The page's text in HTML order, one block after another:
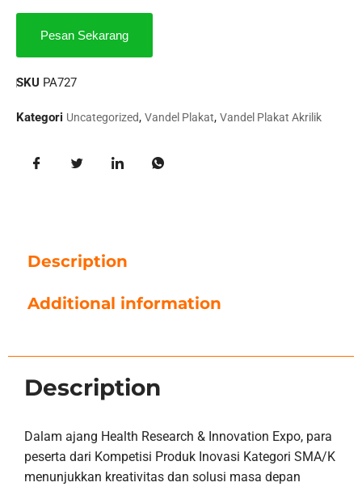
Pesan Sekarang
SKU PA727
Kategori Uncategorized, Vandel Plakat, Vandel Plakat Akrilik
Description
Additional information
Description
Dalam ajang Health Research & Innovation Expo, para
peserta dari Kompetisi Produk Inovasi Kategori SMA/K
menunjukkan kreativitas dan solusi masa depan